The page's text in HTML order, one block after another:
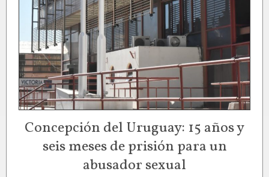
Concepción del Uruguay: 15 años y
seis meses de prisión para un
abusador sexual